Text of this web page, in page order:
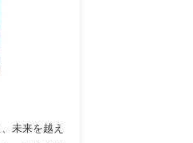
未来を越え